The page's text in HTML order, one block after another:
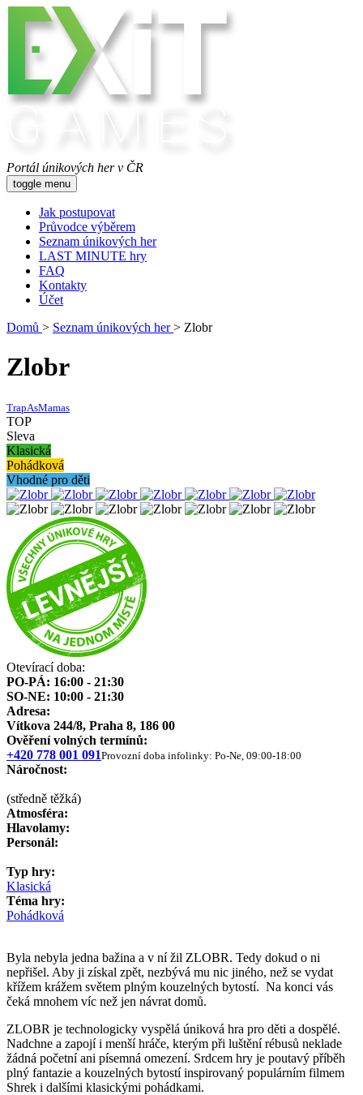
Portál únikových her v ČR
toggle menu
Jak postupovat
Průvodce výběrem
Seznam únikových her
LAST MINUTE hry
FAQ
Kontakty
Účet
Domů > Seznam únikových her > Zlobr
Zlobr
TrapAsMamas
TOP
Sleva
Klasická
Pohádková
Vhodné pro děti
Otevírací doba:
PO-PÁ: 16:00 - 21:30
SO-NE: 10:00 - 21:30
Adresa:
Vítkova 244/8, Praha 8, 186 00
Ověření volných termínů:
+420 778 001 091Provozní doba infolinky: Po-Ne, 09:00-18:00
Náročnost:
(středně těžká)
Atmosféra:
Hlavolamy:
Personál:
Typ hry:
Klasická
Téma hry:
Pohádková
Byla nebyla jedna bažina a v ní žil ZLOBR. Tedy dokud o ni
nepřišel. Aby ji získal zpět, nezbývá mu nic jiného, než se vydat
křížem krážem světem plným kouzelných bytostí. Na konci vás
čeká mnohem víc než jen návrat domů.
ZLOBR je technologicky vyspělá úniková hra pro děti a dospělé.
Nadchne a zapojí i menší hráče, kterým při luštění rébusů neklade
žádná početní ani písemná omezení. Srdcem hry je poutavý příběh
plný fantazie a kouzelných bytostí inspirovaný populárním filmem
Shrek i dalšími klasickými pohádkami.